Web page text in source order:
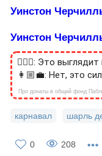
Уинстон
Уинстон
🙎🏻‍♂️: Это
👩🏼‍💼: Нет, это
Про донаты в общий фонд
карнавал шарль
0 208